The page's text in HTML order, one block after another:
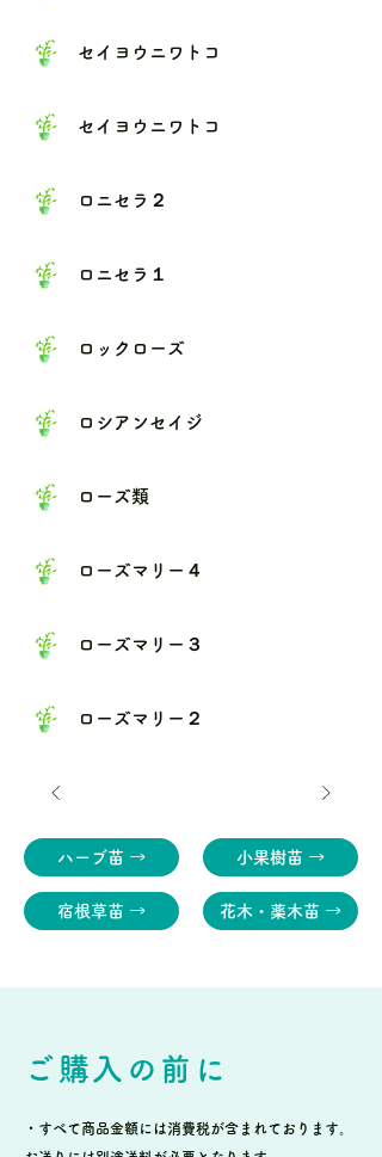
セイヨウニワトコ
セイヨウニワトコ
ロニセラ２
ロニセラ１
ロックローズ
ロシアンセイジ
ローズ類
ローズマリー４
ローズマリー３
ローズマリー２
ハーブ苗 →
宿根草苗 →
小果樹苗 →
花木・薬木苗 →
ご購入の前に
・すべて商品金額には消費税が含まれております。